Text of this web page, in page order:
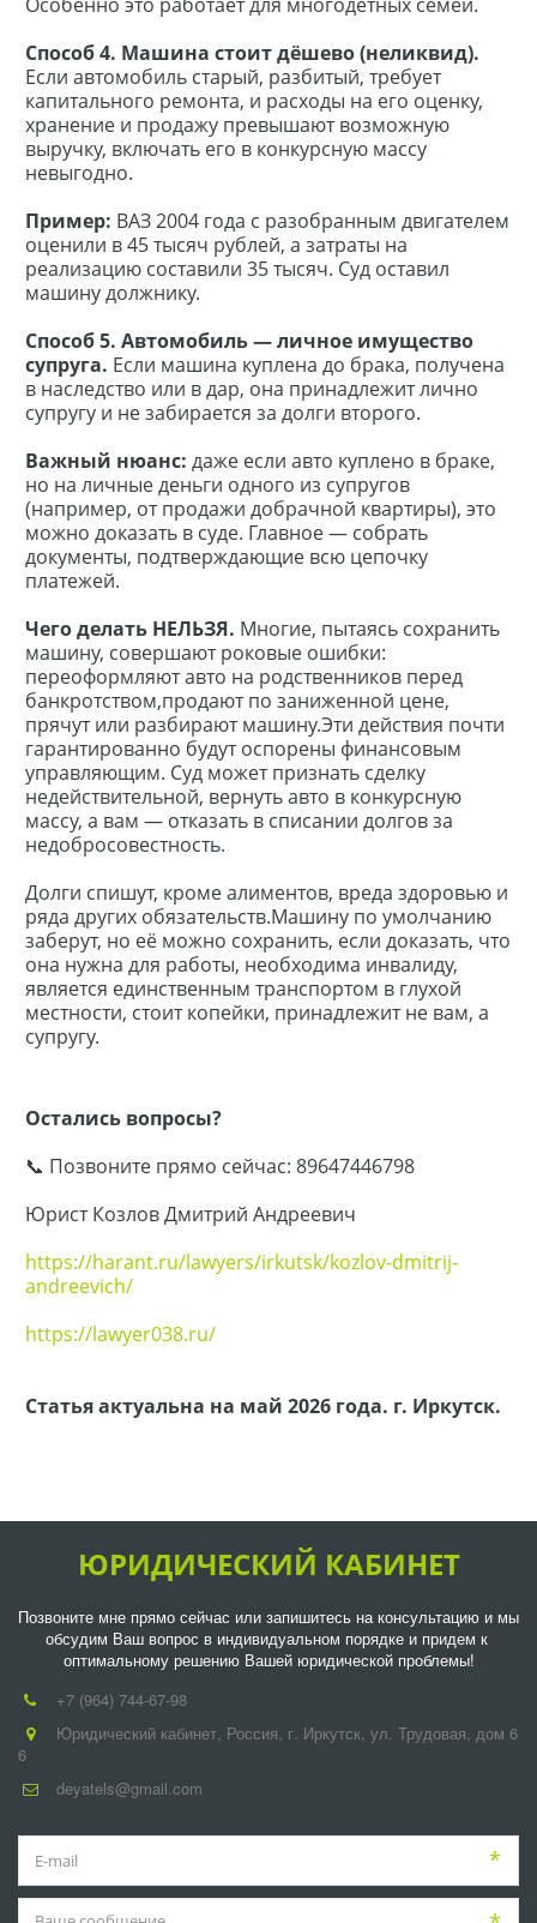
Способ 4. Машина стоит дёшево (неликвид).
Если автомобиль старый, разбитый, требует
капитального ремонта, и расходы на его оценку,
хранение и продажу превышают возможную
выручку, включать его в конкурсную массу
невыгодно.
Пример: ВАЗ 2004 года с разобранным двигателем
оценили в 45 тысяч рублей, а затраты на
реализацию составили 35 тысяч. Суд оставил
машину должнику.
Способ 5. Автомобиль — личное имущество
супруга. Если машина куплена до брака, получена
в наследство или в дар, она принадлежит лично
супругу и не забирается за долги второго.
Важный нюанс: даже если авто куплено в браке,
но на личные деньги одного из супругов
(например, от продажи добрачной квартиры), это
можно доказать в суде. Главное — собрать
документы, подтверждающие всю цепочку
платежей.
Чего делать НЕЛЬЗЯ. Многие, пытаясь сохранить
машину, совершают роковые ошибки:
переоформляют авто на родственников перед
банкротством,продают по заниженной цене,
прячут или разбирают машину.Эти действия почти
гарантированно будут оспорены финансовым
управляющим. Суд может признать сделку
недействительной, вернуть авто в конкурсную
массу, а вам — отказать в списании долгов за
недобросовестность.
Долги спишут, кроме алиментов, вреда здоровью и
ряда других обязательств.Машину по умолчанию
заберут, но её можно сохранить, если доказать, что
она нужна для работы, необходима инвалиду,
является единственным транспортом в глухой
местности, стоит копейки, принадлежит не вам, а
супругу.
Остались вопросы?
📞 Позвоните прямо сейчас: 89647446798
Юрист Козлов Дмитрий Андреевич
https://harant.ru/lawyers/irkutsk/kozlov-dmitrij-
andreevich/
https://lawyer038.ru/
Статья актуальна на май 2026 года. г. Иркутск.
ЮРИДИЧЕСКИЙ КАБИНЕТ
Позвоните мне прямо сейчас или запишитесь на консультацию и мы
обсудим Ваш вопрос в индивидуальном порядке и придем к
оптимальному решению Вашей юридической проблемы!
+7 (964) 744-67-98
Юридический кабинет, Россия, г. Иркутск, ул. Трудовая, дом 6
6
deyatels@gmail.com
*